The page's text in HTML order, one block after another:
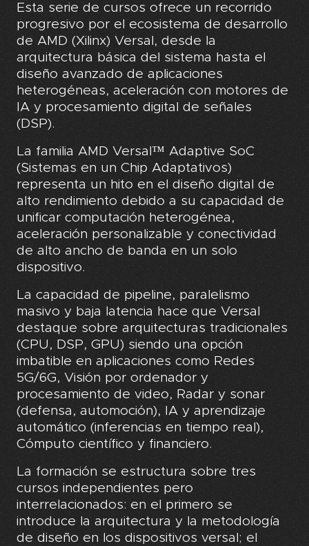
Esta serie de cursos ofrece un recorrido
progresivo por el ecosistema de desarrollo
de AMD (Xilinx) Versal, desde la
arquitectura básica del sistema hasta el
diseño avanzado de aplicaciones
heterogéneas, aceleración con motores de
IA y procesamiento digital de señales
(DSP).
La familia AMD Versal™ Adaptive SoC
(Sistemas en un Chip Adaptativos)
representa un hito en el diseño digital de
alto rendimiento debido a su capacidad de
unificar computación heterogénea,
aceleración personalizable y conectividad
de alto ancho de banda en un solo
dispositivo.
La capacidad de pipeline, paralelismo
masivo y baja latencia hace que Versal
destaque sobre arquitecturas tradicionales
(CPU, DSP, GPU) siendo una opción
imbatible en aplicaciones como Redes
5G/6G, Visión por ordenador y
procesamiento de video, Radar y sonar
(defensa, automoción), IA y aprendizaje
automático (inferencias en tiempo real),
Cómputo científico y financiero.
La formación se estructura sobre tres
cursos independientes pero
interrelacionados: en el primero se
introduce la arquitectura y la metodología
de diseño en los dispositivos versal; el